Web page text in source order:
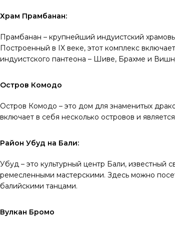
Храм Прамбанан:
Прамбанан – крупнейший индуистский
Построенный в IX веке, этот комплекс
индуистского пантеона – Шиве, Брахме и
Остров Комодо
Остров Комодо – это дом для знаменитых
включает в себя несколько островов и
Район Убуд на Бали:
Убуд – это культурный центр Бали, известный
ремесленными мастерскими. Здесь можно
балийскими танцами.
Вулкан Бромо